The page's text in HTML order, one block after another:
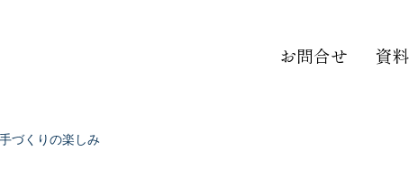
お問合せ 資
づくりの楽しみ